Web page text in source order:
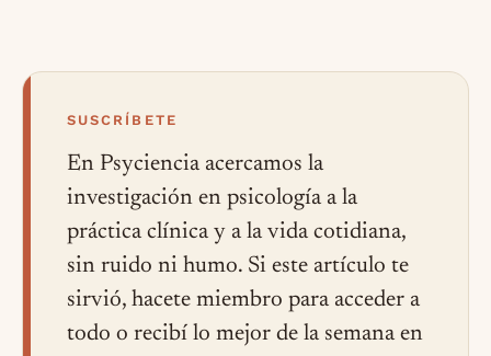
SUSCRÍBETE
En Psyciencia acercamos la
investigación en psicología a la
práctica clínica y a la vida cotidiana,
sin ruido ni humo. Si este artículo te
sirvió, hacete miembro para acceder a
todo o recibí lo mejor de la semana en